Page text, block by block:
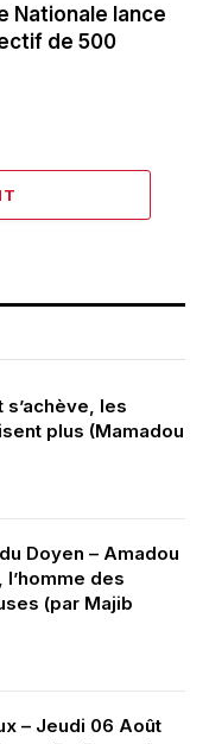
Nationale lance
de 500
s’achève, les
plus (Mamadou
Doyen – Amadou
l’homme des
(par Majib
– Jeudi 06 Août